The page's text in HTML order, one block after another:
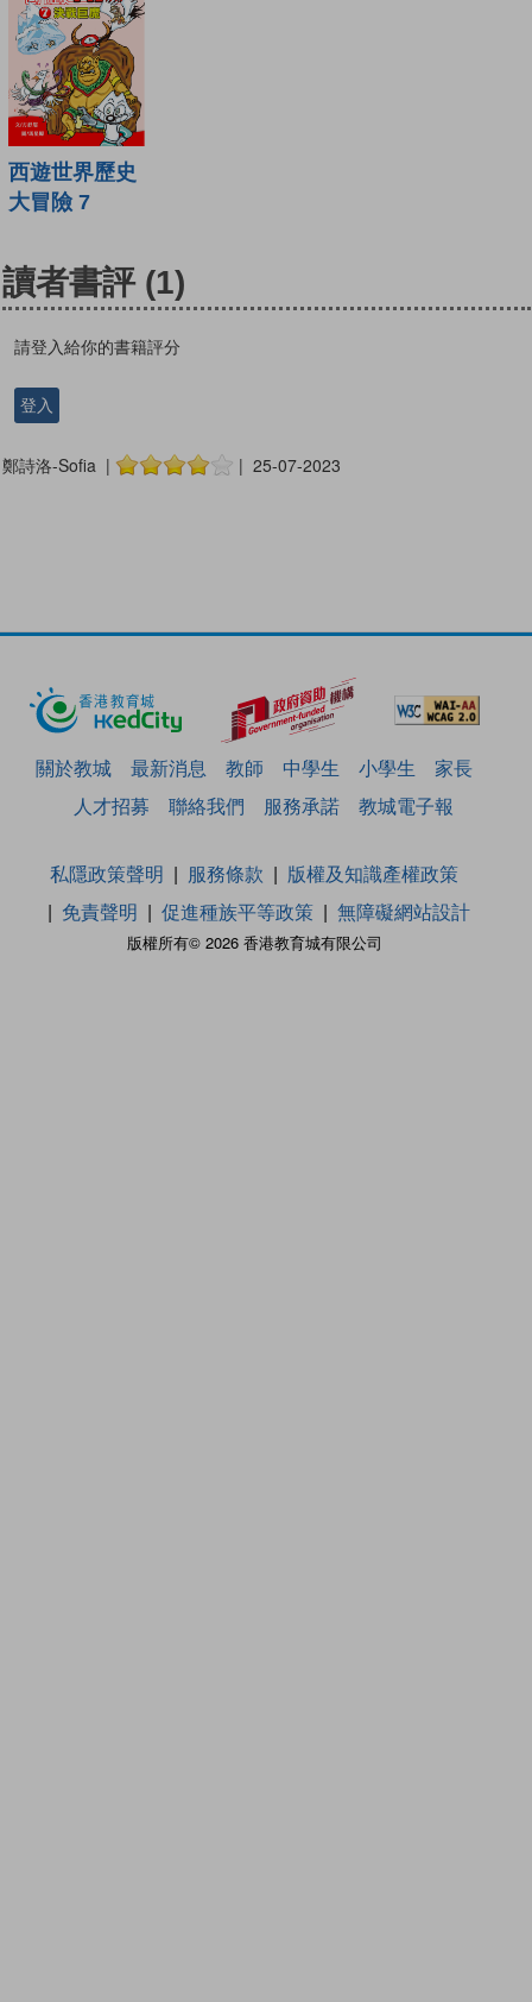
西遊世界歷史
大冒險 7
讀者書評 (1)
請登入給你的書籍評分
登入
鄭詩洛-Sofia | | 25-07-2023
關於教城 最新消息 教師 中學生 小學生
家長
人才招募
聯絡我們 服務承諾 教城電子報
版權所有© 2026 香港教育城有限公司
私隱政策聲明 服務條款
版權及知識產權政策
免責聲明
促進種族平等政策 無障礙網站設計